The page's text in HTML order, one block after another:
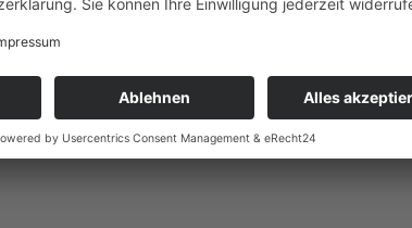
Bildhauersymposiums 1983, Stiftung des Vereins
und Kulturgeschichte der Hansestadt Lübeck e.V.
Behnhausgarten